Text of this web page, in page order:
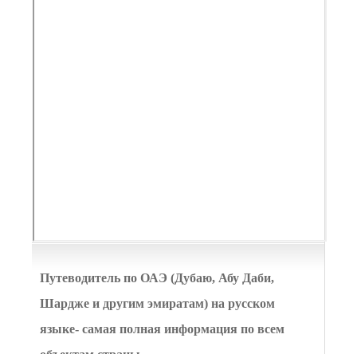
Путеводитель по ОАЭ (Дубаю, Абу Даби,
Шардже и другим эмиратам) на русском
языке- самая полная информация по всем